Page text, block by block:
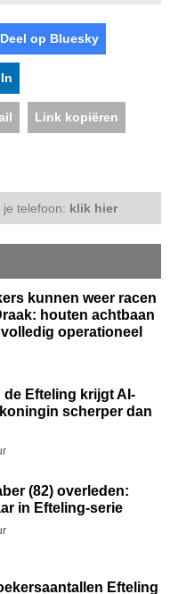
Deel op Bluesky
Link kopiëren
telefoon: klik hier
kunnen weer racen
houten achtbaan
operationeel
Efteling krijgt AI-
scherper dan
(82) overleden:
in Efteling-serie
Efteling